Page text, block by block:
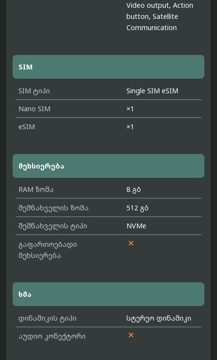
Video output, Action
button, Satellite
Communication
SIM
SIM ტიპი
Single SIM eSIM
Nano SIM
×1
eSIM
×1
მეხსიერება
RAM ზომა
8 გბ
შემნახველის ზომა
512 გბ
შემნახველის ტიპი
NVMe
გაფართოებადი
მეხსიერება

ხმა
დინამიკის ტიპი
სტერეო დინამიკი
აუდიო კონექტორი
